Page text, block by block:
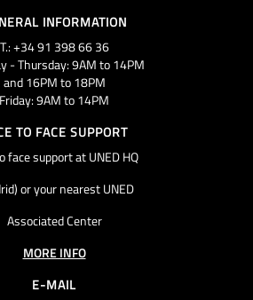
INFORMATION
T.: +34 91 398 66 36
- Thursday: 9AM to 14PM
and 16PM to 18PM
Friday: 9AM to 14PM
TO FACE SUPPORT
face support at UNED HQ
or your nearest UNED
Associated Center
MORE INFO
E-MAIL